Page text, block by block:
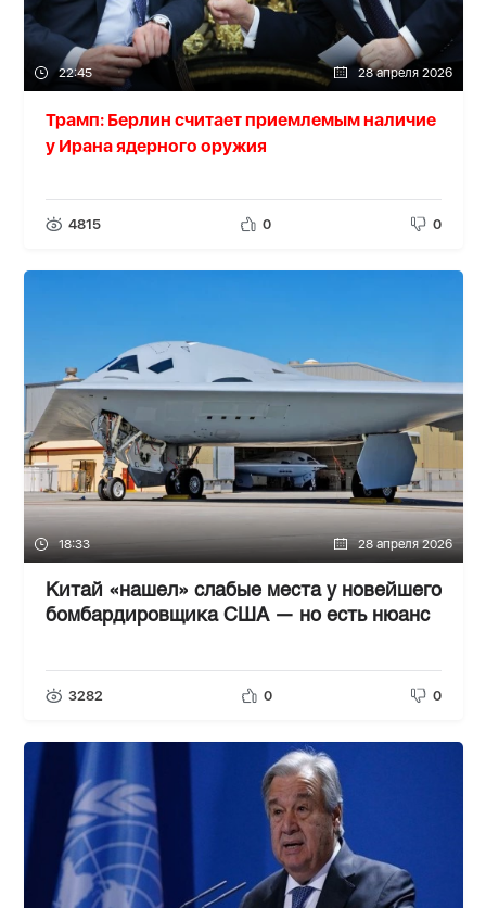
22:45 28 апреля 2026
Трамп: Берлин считает приемлемым наличие
у Ирана ядерного оружия
4815 0 0
18:33 28 апреля 2026
Китай «нашел» слабые места у новейшего
бомбардировщика США — но есть нюанс
3282 0 0